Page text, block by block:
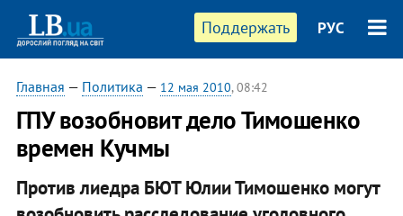
Поддержать РУС
Главная — Политика — 12 мая 2010, 08:42
ГПУ возобновит дело Тимошенко
времен Кучмы
Против лиедра БЮТ Юлии Тимошенко могут